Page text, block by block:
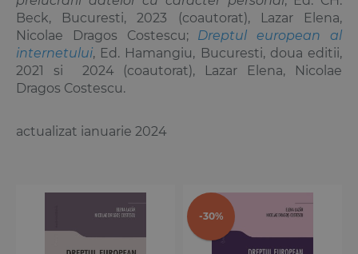
Beck, Bucuresti, 2023 (coautorat),
Lazar Elena,
Nicolae Dragos Costescu; Dreptul european al
internetului, Ed. Hamangiu, Bucuresti, doua editii,
2021 si 2024 (coautorat), Lazar Elena, Nicolae
Dragos Costescu.
actualizat ianuarie 2024
-30%